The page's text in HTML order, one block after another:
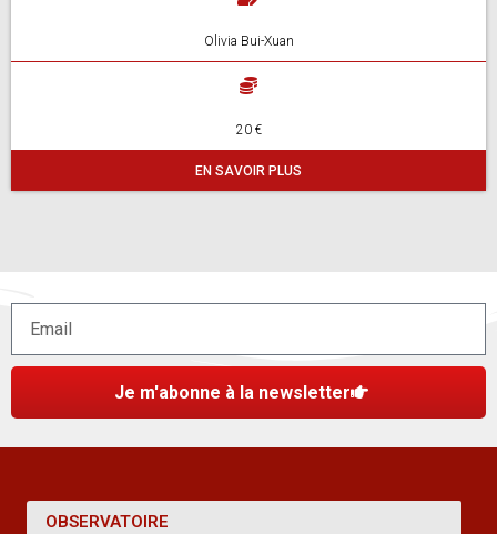
Olivia Bui-Xuan
20 €
EN SAVOIR PLUS
Je m'abonne à la newsletter
OBSERVATOIRE